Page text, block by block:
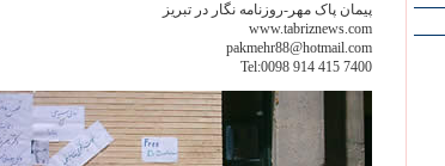
پيمان پاک مهر-روزنامه نگار در تبريز
www.tabriznews.com
pakmehr88@hotmail.com
Tel:0098 914 415 7400